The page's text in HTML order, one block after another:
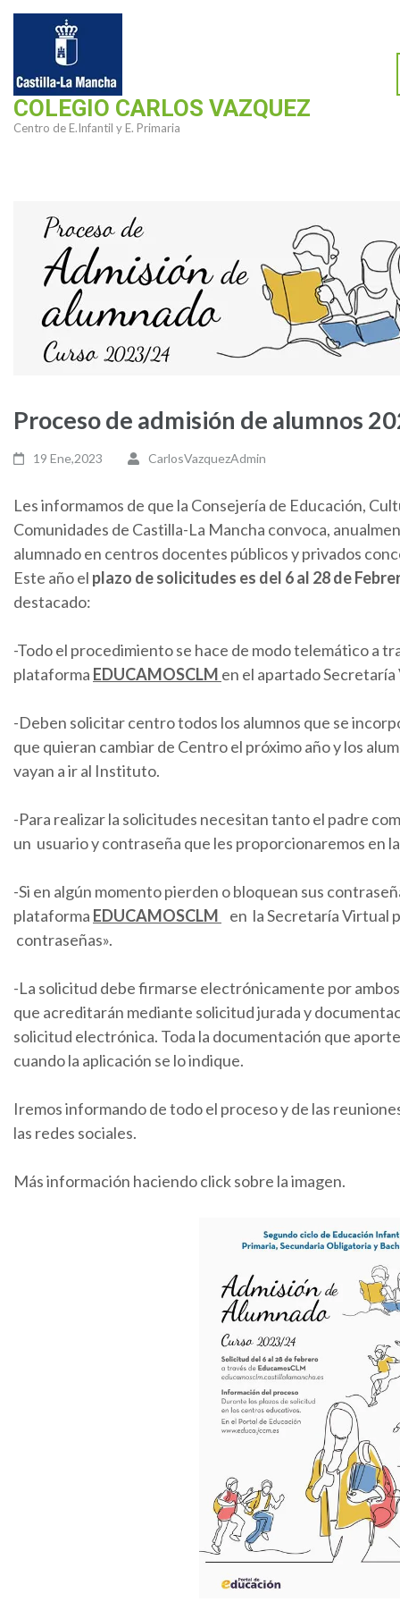
Saltar
contenido
(presiona
tecla
COLEGIO CARLOS VAZQUEZ
Centro de E.Infantil y E. Primaria
Proceso de admisión de alumnos
19 Ene,2023 CarlosVazquezAdmin
Les informamos de que la Consejería de Educación,
Comunidades de Castilla-La Mancha convoca,
alumnado en centros docentes públicos y privados
Este año el plazo de solicitudes es del 6 al 28 de
destacado:
-Todo el procedimiento se hace de modo telemático a
plataforma EDUCAMOSCLM en el apartado
-Deben solicitar centro todos los alumnos que se
que quieran cambiar de Centro el próximo año y los
vayan a ir al Instituto.
-Para realizar la solicitudes necesitan tanto el padre
un usuario y contraseña que les proporcionaremos en
-Si en algún momento pierden o bloquean sus
plataforma EDUCAMOSCLM
en la Secretaría Virtual
contraseñas».
-La solicitud debe firmarse electrónicamente por
que acreditarán mediante solicitud jurada y
solicitud electrónica. Toda la documentación que
cuando la aplicación se lo indique.
Iremos informando de todo el proceso y de las
las redes sociales.
Más información haciendo click sobre la imagen.